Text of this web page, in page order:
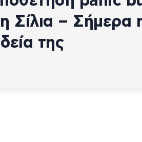
Σίλια – Σήμερα
της